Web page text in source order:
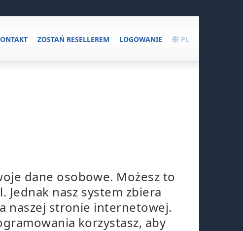
PL
LOGOWANIE
ZOSTAŃ RESELLEREM
dane osobowe. Możesz to
nasz system zbiera
naszej stronie internetowej.
korzystasz, aby